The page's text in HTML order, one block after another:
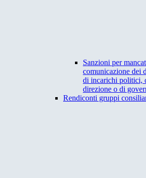
Sanzioni per
comunicazione dei
di incarichi politici,
direzione o di
Rendiconti gruppi